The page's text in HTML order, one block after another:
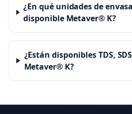
¿En qué unidades de
disponible Metaver® K?
¿Están disponibles TDS,
Metaver® K?